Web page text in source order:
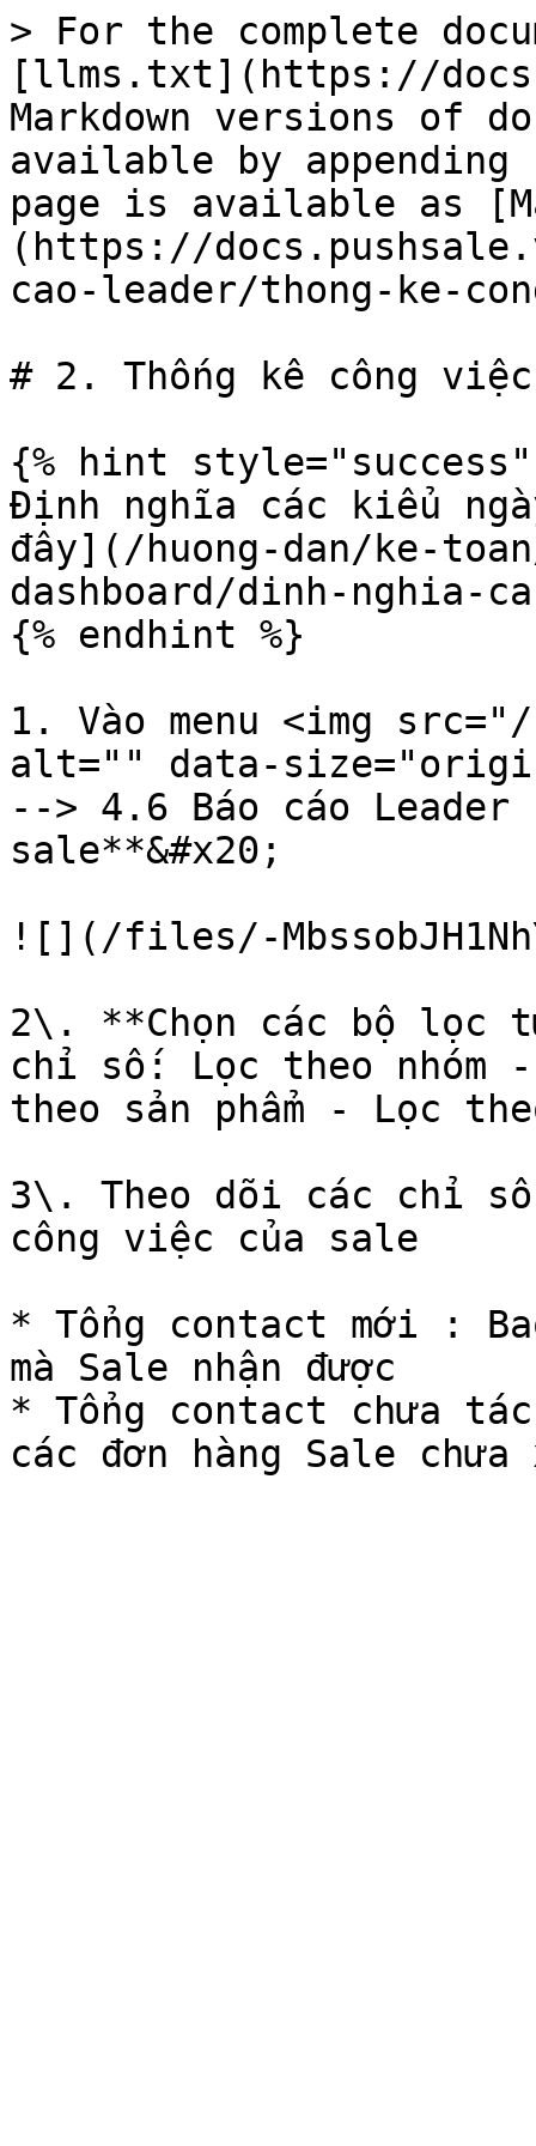
> For the complete
[llms.txt](https://
Markdown versions of
available by
page is available as
(https://
cao-leader/thong-ke-
# 2. Thống kê công
{% hint style="success"
Định nghĩa các kiểu
đây](/huong-dan/ke-
dashboard/dinh-nghia-
{% endhint %}
1. Vào menu <img
alt="" data-
--> 4.6 Báo cáo
sale**&#x20;
![](/files/-
2\. **Chọn các bộ lọc
chỉ số: Lọc theo
theo sản phẩm - Lọc
3\. Theo dõi các chỉ
công việc của sale
* Tổng contact mới :
mà Sale nhận được
* Tổng contact chưa